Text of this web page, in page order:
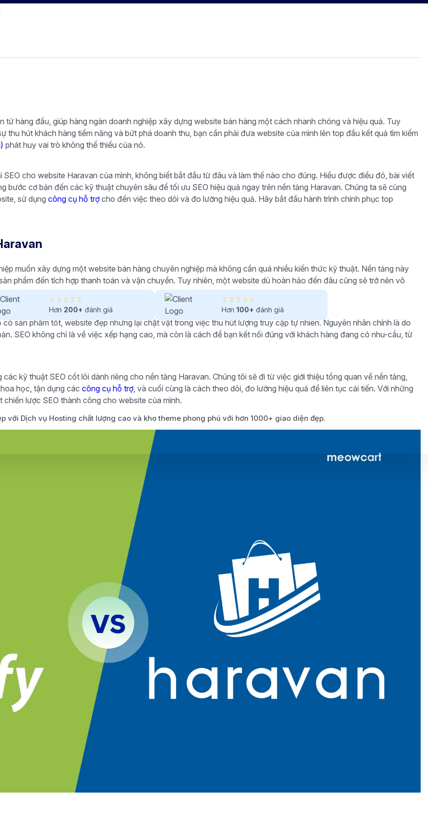
Hơn 200+ đánh giá Hơn 100+ đánh giá
với Dịch vụ Hosting chất lượng cao và kho theme phong phú với hơn 1000+ giao diện đẹp.
tử hàng đầu, giúp hàng ngàn doanh nghiệp xây dựng website bán hàng một cách nhanh chóng và hiệu quả. Tuy
hút khách hàng tiềm năng và bứt phá doanh thu, bạn cần phải đưa website của mình lên top đầu kết quả tìm kiếm
phát huy vai trò không thể thiếu của nó.
cho website Haravan của mình, không biết bắt đầu từ đâu và làm thế nào cho đúng. Hiểu được điều đó, bài viết
bước cơ bản đến các kỹ thuật chuyên sâu để tối ưu SEO hiệu quả ngay trên nền tảng Haravan. Chúng ta sẽ cùng
sử dụng công cụ hỗ trợ cho đến việc theo dõi và đo lường hiệu quả. Hãy bắt đầu hành trình chinh phục top
muốn xây dựng một website bán hàng chuyên nghiệp mà không cần quá nhiều kiến thức kỹ thuật. Nền tảng này
phẩm đến tích hợp thanh toán và vận chuyển. Tuy nhiên, một website dù hoàn hảo đến đâu cũng sẽ trở nên vô
sản phẩm tốt, website đẹp nhưng lại chật vật trong việc thu hút lượng truy cập tự nhiên. Nguyên nhân chính là do
SEO không chỉ là về việc xếp hạng cao, mà còn là cách để bạn kết nối đúng với khách hàng đang có nhu-cầu, từ
kỹ thuật SEO cốt lõi dành riêng cho nền tảng Haravan. Chúng tôi sẽ đi từ việc giới thiệu tổng quan về nền tảng,
học, tận dụng các công cụ hỗ trợ, và cuối cùng là cách theo dõi, đo lường hiệu quả để liên tục cải tiến. Với những
lược SEO thành công cho website của mình.